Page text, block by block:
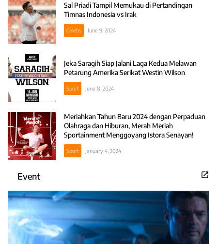
Sal Priadi Tampil Memukau di Pertandingan
Timnas Indonesia vs Irak
Celebs June 9, 2024
Jeka Saragih Siap Jalani Laga Kedua Melawan
Petarung Amerika Serikat Westin Wilson
Sport June 8, 2024
Meriahkan Tahun Baru 2024 dengan Perpaduan
Olahraga dan Hiburan, Merah Meriah
Sportainment Menggoyang Istora Senayan!
Sport January 4, 2024
Event